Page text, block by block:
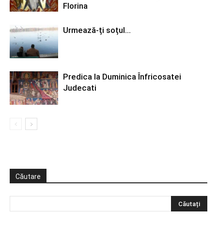
Florina
Urmează-ți soțul…
Predica la Duminica Înfricosatei
Judecati
Căutare